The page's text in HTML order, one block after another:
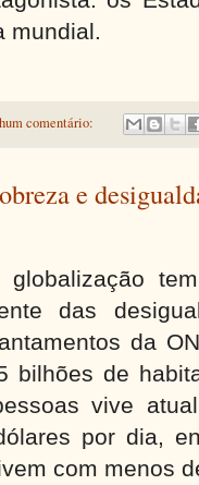
mundial.
comentário:
e
das
da
bilhões de
vive
por dia,
com menos